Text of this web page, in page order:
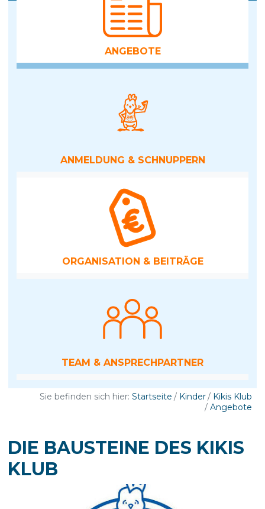
ANGEBOTE
ANMELDUNG­ & SCHNUPPERN
ORGANISATION­ & BEITRÄGE
TEAM &­ ANSPRECHPARTNER
Sie befinden sich hier:Startseite Kinder
Kikis Klub
Angebote
DIE BAUSTEINE DES KIKIS
KLUB